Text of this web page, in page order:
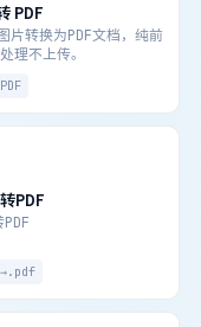
PDF
片转换为PDF文档，纯前
理不上传。
PDF